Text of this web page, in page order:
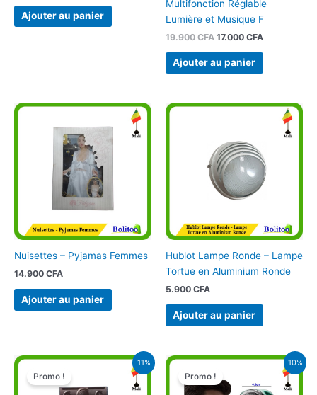
Ajouter au panier
Multifonction Réglable
Lumière et Musique F
19.900CFA 17.000 CFA
Ajouter au panier
Nuisettes – Pyjamas Femmes
14.900 CFA
Ajouter au panier
Hublot Lampe Ronde – Lampe
Tortue en Aluminium Ronde
5.900 CFA
Ajouter au panier
11%
Promo !
Le
initial
Le
prix
actuel
10%
Promo !
Le
prix
initial
Le
actuel